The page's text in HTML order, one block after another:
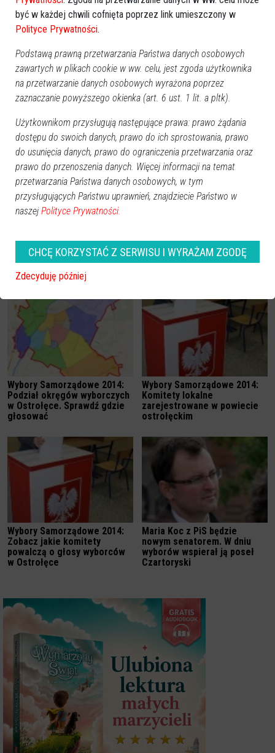
Znamy listę kandydatów PiS
Jarosław Kaczyński w
żeby Polska się zmieniła
[ZDJĘCIA]
Wybory Samorządowe 2014:
Szczubełek i Dymerski z list
PO, Popielarz do sejmiku?
Wybory Samorządowe 2014:
Znamy listę PiS do sejmiku z
Wybory Samorządowe 2014:
Podział okręgów wyborczych
w Ostrołęce. Sprawdź gdzie
głosować
Wybory Samorządowe 2014:
Komitety lokalne
zarejestrowane w powiecie
ostrołęckim
Wybory Samorządowe 2014:
Zobacz jakie komitety
powalczą o głosy wyborców
w Ostrołęce
Maria Koc z PiS będzie
nowym senatorem. W dniu
wyborów wspierał ją poseł
Czartoryski
być w każdej chwili cofnięta poprzez link umieszczony w
Polityce Prywatności.
Podstawą prawną przetwarzania Państwa danych osobowych
zawartych w plikach cookie w ww. celu, jest zgoda użytkownika
na przetwarzanie danych osobowych wyrażona poprzez
zaznaczanie powyższego okienka (art. 6 ust. 1 lit. a pltk).
Użytkownikom przysługują następujące prawa: prawo żądania
dostępu do swoich danych, prawo do ich sprostowania, prawo
do usunięcia danych, prawo do ograniczenia przetwarzania oraz
prawo do przenoszenia danych. Więcej informacji na temat
przetwarzania Państwa danych osobowych, w tym
przysługujących Państwu uprawnień, znajdziecie Państwo w
naszej Polityce Prywatności.
CHCĘ KORZYSTAĆ Z SERWISU I WYRAŻAM ZGODĘ
Zdecyduję później